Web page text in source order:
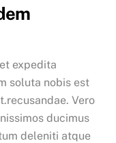
expedita
soluta nobis est
Vero
ducimus
deleniti atque